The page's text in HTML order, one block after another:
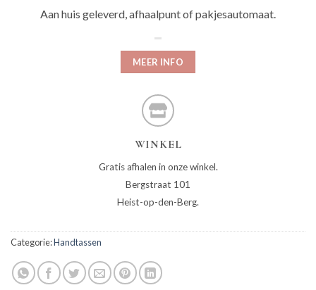
Aan huis geleverd, afhaalpunt of pakjesautomaat.
MEER INFO
WINKEL
Gratis afhalen in onze winkel.
Bergstraat 101
Heist-op-den-Berg.
Categorie:Handtassen